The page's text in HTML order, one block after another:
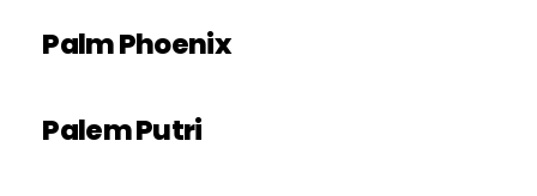
Palm Phoenix
Palem Putri